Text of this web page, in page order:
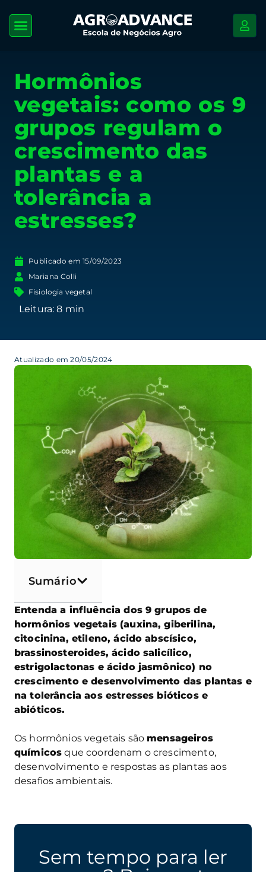
Hormônios
vegetais: como os 9
grupos regulam o
crescimento das
plantas e a
tolerância a
estresses?
Publicado em 15/09/2023
Mariana Colli
Fisiologia vegetal
Atualizado em 20/05/2024
Sumário
Entenda a influência dos 9 grupos de
hormônios vegetais (auxina, giberilina,
citocinina, etileno, ácido abscísico,
brassinosteroides, ácido salicílico,
estrigolactonas e ácido jasmônico) no
crescimento e desenvolvimento das plantas e
na tolerância aos estresses bióticos e
abióticos.
Os hormônios vegetais são mensageiros
químicos que coordenam o crescimento,
desenvolvimento e respostas as plantas aos
desafios ambientais.
Sem tempo para ler